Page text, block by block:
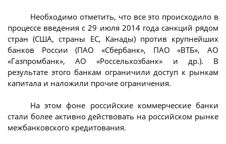
Необходимо отметить, что все это происходило в
процессе введения с 29 июля 2014 года санкций рядом
стран (США, страны ЕС, Канады) против крупнейших
банков России (ПАО «Сбербанк», ПАО «ВТБ», АО
«Газпромбанк», АО «Россельхозбанк» и др.). В
результате этого банкам ограничили доступ к рынкам
капитала и наложили прочие ограничения.
На этом фоне российские коммерческие банки
стали более активно действовать на российском рынке
межбанковского кредитования.